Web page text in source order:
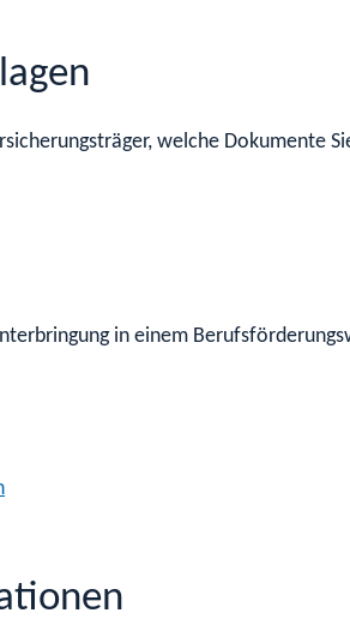
welche Dokumente
in einem